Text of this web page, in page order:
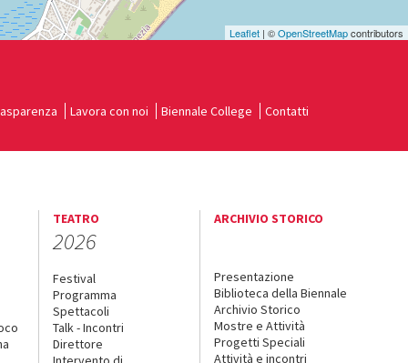
Leaflet | ©OpenStreetMapcontributors
Lavora con noi Biennale College Contatti
TEATRO
2026
Festival
Programma
Spettacoli
Talk - Incontri
Direttore
ARCHIVIO STORICO
Presentazione
Biblioteca della Biennale
Archivio Storico
Mostre e Attività
Progetti Speciali
Attività e incontri